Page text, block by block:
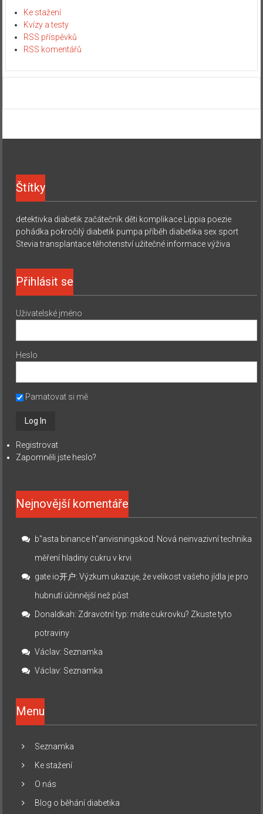
Ke stažení
Kvízy a testy
RSS příspěvků
RSS komentářů
Štítky
detektivka diabetik začátečník děti komplikace Lippia poezie
pohádka pokročilý diabetik pumpa příběh diabetika sex sport
Stevia transplantace těhotenství užitečné informace výživa
Přihlásit se
Uživatelské jméno
Heslo
Pamatovat si mě
Registrovat
Zapomněli jste heslo?
Nejnovější komentáře
b"asta binance h"anvisningskod: Nová neinvazivní technika
měření hladiny cukru v krvi
gate io开户:Výzkum ukazuje, že velikost vašeho jídla je pro
hubnutí účinnější než půst
Donaldkah: Zdravotní typ: máte cukrovku? Zkuste tyto
potraviny
Václav: Seznamka
Václav: Seznamka
Menu
Seznamka
Ke stažení
O nás
Blog o běhání diabetika